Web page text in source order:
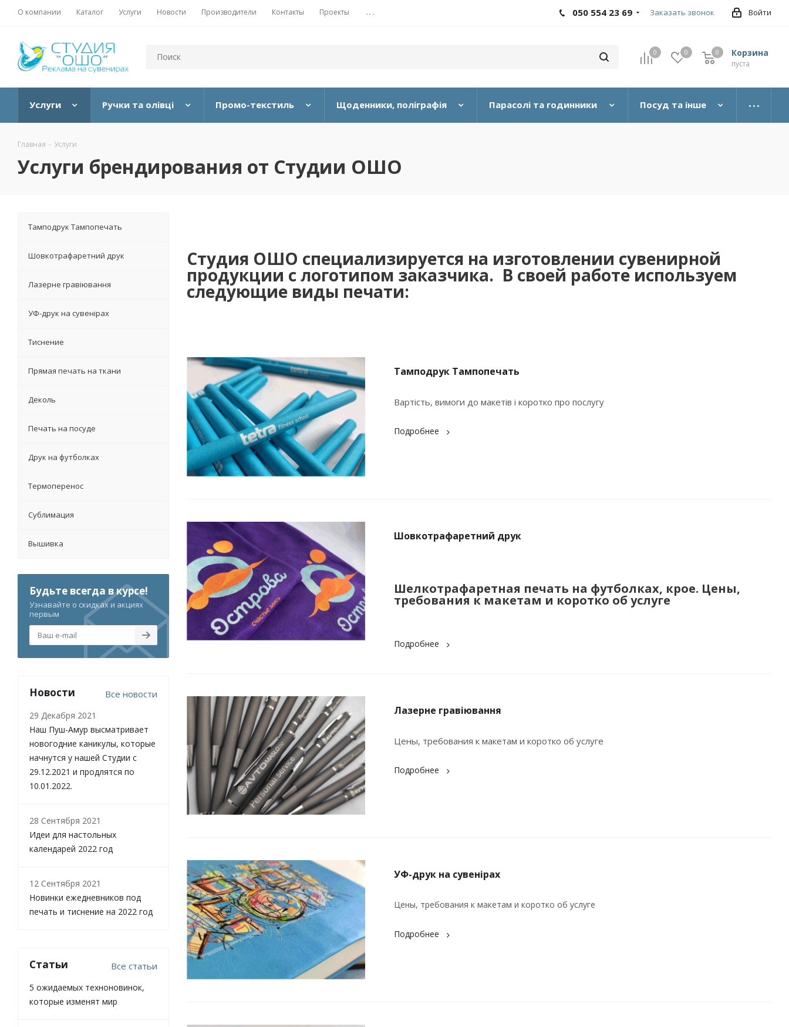
О компании Каталог Услуги Новости Производители Контакты Проекты ... Войти
050 554 23 69 Заказать звонок
0 0 Корзина
пуста
0
Услуги Ручки та олівці Промо-текстиль Щоденники, поліграфія Парасолі та годинники Посуд та інше
Главная - Услуги
Услуги брендирования от Студии ОШО
Студия ОШО специализируется на изготовлении сувенирной
продукции с логотипом заказчика. В своей работе используем
следующие виды печати:
Тамподрук Тампопечать
Вартість, вимоги до макетів і коротко про послугу
Подробнее
Шовкотрафаретний друк
Шелкотрафаретная печать на футболках, крое. Цены,
требования к макетам и коротко об услуге
Подробнее
Лазерне гравіювання
Цены, требования к макетам и коротко об услуге
Подробнее
УФ-друк на сувенірах
Цены, требования к макетам и коротко об услуге
Подробнее
Тамподрук Тампопечать
Шовкотрафаретний друк
Лазерне гравіювання
УФ-друк на сувенірах
Тиснение
Прямая печать на ткани
Деколь
Печать на посуде
Друк на футболках
Термоперенос
Сублимация
Вышивка
Будьте всегда в курсе!
Узнавайте о скидках и акциях
первым
Новости Все новости
29 Декабря 2021
Наш Пуш-Амур высматривает
новогодние каникулы, которые
начнутся у нашей Студии с
29.12.2021 и продлятся по
10.01.2022.
28 Сентября 2021
Идеи для настольных
календарей 2022 год
12 Сентября 2021
Новинки ежедневников под
печать и тиснение на 2022 год
Статьи Все статьи
5 ожидаемых техноновинок,
которые изменят мир